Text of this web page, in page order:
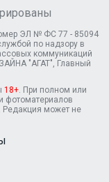
ЭЛ № ФС 77 - 85094
по надзору в
коммуникаций
"АГАТ", Главный
18+ . При полном или
фотоматериалов
Редакция может не